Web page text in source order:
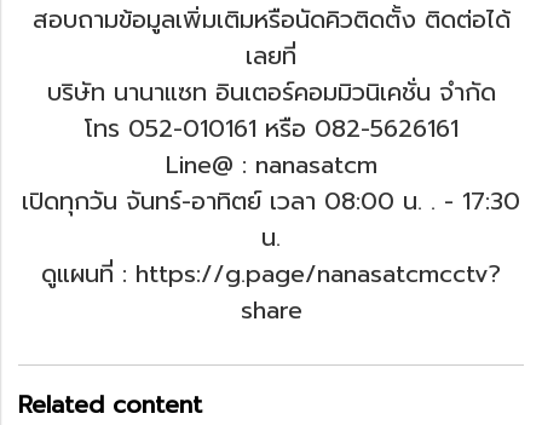
สอบถามข้อมูลเพิ่มเติมหรือนัดคิวติดตั้ง ติดต่อได้
เลยที่
บริษัท นานาแซท อินเตอร์คอมมิวนิเคชั่น จำกัด
โทร 052-010161 หรือ 082-5626161
Line@ : nanasatcm
เปิดทุกวัน จันทร์-อาทิตย์ เวลา 08:00 น. . - 17:30
น.
ดูแผนที่ : https://g.page/nanasatcmcctv?
share
Related content